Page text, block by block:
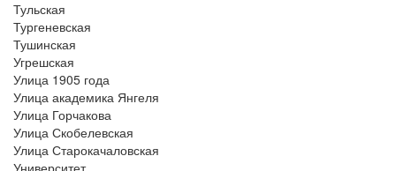
Тульская
Тургеневская
Тушинская
Угрешская
Улица 1905 года
Улица академика Янгеля
Улица Горчакова
Улица Скобелевская
Улица Старокачаловская
Университет